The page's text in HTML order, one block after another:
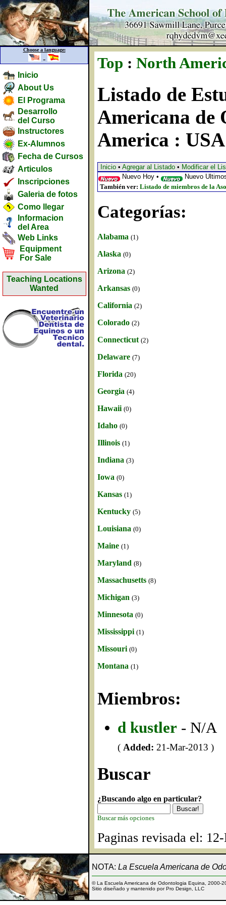
Choose a language:
-
Inicio
About Us
El Programa
Desarrollo
del Curso
Instructores
Ex-Alumnos
Fecha de Cursos
Articulos
Inscripciones
Galeria de fotos
Como llegar
Informacion
del Area
Web Links
Equipment
For Sale
Teaching Locations
Wanted
Top : North
Listado de
Americana de
America : USA
Inicio • Agregar al Listado • Modificar el
Nuevo Hoy •
Nuevo
También ver: Listado de miembros de la
Categorías:
Alabama (1)
Alaska (0)
Arizona (2)
Arkansas (0)
California (2)
Colorado (2)
Connecticut (2)
Delaware (7)
Florida (20)
Georgia (4)
Hawaii (0)
Idaho (0)
Illinois (1)
Indiana (3)
Iowa (0)
Kansas (1)
Kentucky (5)
Louisiana (0)
Maine (1)
Maryland (8)
Massachusetts (8)
Michigan (3)
Minnesota (0)
Mississippi (1)
Missouri (0)
Montana (1)
Miembros:
d kustler - N/A
( Added: 21-Mar-2013 )
Buscar
¿Buscando algo en particular?
Buscar más opciones
Paginas revisada el:
NOTA: La Escuela Americana de
© La Escuela Americana de Odontologia Equina, 2000-
Sitio diseñado y mantenido por Pro Design, LLC